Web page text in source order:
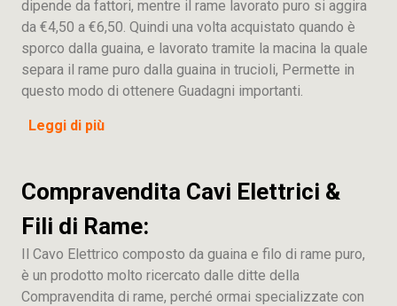
dipende da fattori, mentre il rame lavorato puro si aggira
da €4,50 a €6,50. Quindi una volta acquistato quando è
sporco dalla guaina, e lavorato tramite la macina la quale
separa il rame puro dalla guaina in trucioli, Permette in
questo modo di ottenere Guadagni importanti.
Leggi di più
Compravendita Cavi Elettrici &
Fili di Rame:
Il Cavo Elettrico composto da guaina e filo di rame puro,
è un prodotto molto ricercato dalle ditte della
Compravendita di rame, perché ormai specializzate con